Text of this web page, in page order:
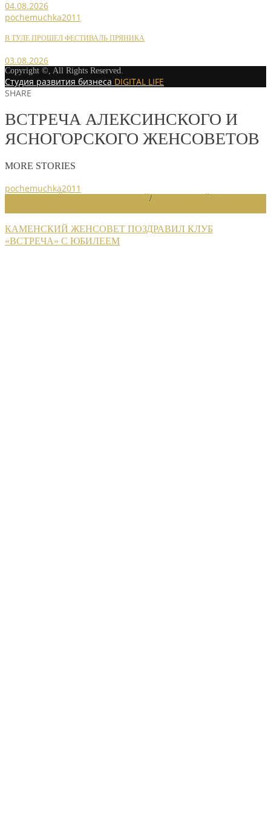
04.08.2026
pochemuchka2011
В ТУЛЕ ПРОШЕЛ ФЕСТИВАЛЬ ПРЯНИКА
03.08.2026
Copyright ©, All Rights Reserved.
Студия развития бизнеса DIGITAL LIFE
SHARE
ВСТРЕЧА АЛЕКСИНСКОГО И
ЯСНОГОРСКОГО ЖЕНСОВЕТОВ
MORE STORIES
pochemuchka2011
/
КАМЕНСКИЙ ЖЕНСОВЕТ ПОЗДРАВИЛ КЛУБ
«ВСТРЕЧА» С ЮБИЛЕЕМ